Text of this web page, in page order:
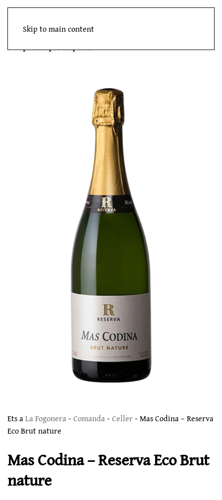
Skip to main content
Ets aLa Fogonera - Comanda - Celler- Mas Codina – Reserva
Eco Brut nature
Mas Codina – Reserva Eco Brut
nature